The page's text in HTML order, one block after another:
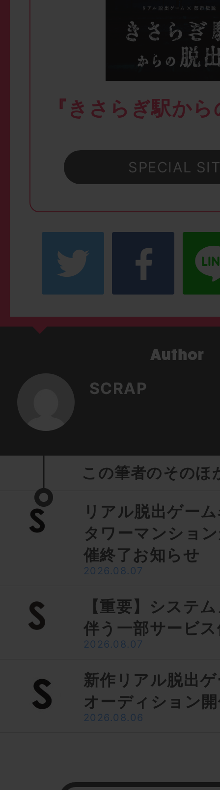
『きさらぎ駅か
SPECIAL
SCRAP
この筆者のそのほ
リアル脱出ゲー
タワーマンショ
催終了お知らせ
2026.08.07
【重要】システ
伴う一部サービ
2026.08.07
新作リアル脱出
オーディション
2026.08.06